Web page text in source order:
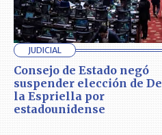
JUDICIAL
Consejo de Estado negó
suspender elección de De
la Espriella por
estadounidense